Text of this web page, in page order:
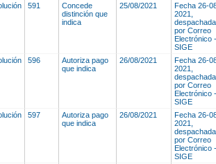
591
Concede
distinción que
indica
25/08/2021
Fecha 26-
2021,
despachada
por Correo
Electrónico -
SIGE
596
Autoriza pago
que indica
26/08/2021
Fecha 26-
2021,
despachada
por Correo
Electrónico -
SIGE
597
Autoriza pago
que indica
26/08/2021
Fecha 26-
2021,
despachada
por Correo
Electrónico -
SIGE